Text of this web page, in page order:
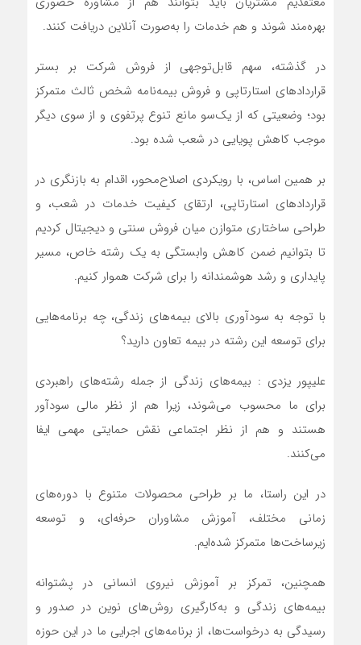
بهره‌مند شوند و هم خدمات را به‌صورت آنلاین دریافت کنند.
در گذشته، سهم قابل‌توجهی از فروش شرکت بر بستر
قراردادهای استارتاپی و فروش بیمه‌نامه شخص ثالث متمرکز
بود؛ وضعیتی که از یک‌سو مانع تنوع پرتفوی و از سوی دیگر
موجب کاهش پویایی در شعب شده بود.
بر همین اساس، با رویکردی اصلاح‌محور، اقدام به بازنگری در
قراردادهای استارتاپی، ارتقای کیفیت خدمات در شعب، و
طراحی ساختاری متوازن میان فروش سنتی و دیجیتال کردیم
تا بتوانیم ضمن کاهش وابستگی به یک رشته خاص، مسیر
پایداری و رشد هوشمندانه را برای شرکت هموار کنیم.
با توجه به سودآوری بالای بیمه‌های زندگی، چه برنامه‌هایی
برای توسعه این رشته در بیمه تعاون دارید؟
علیپور یزدی : بیمه‌های زندگی از جمله رشته‌های راهبردی
برای ما محسوب می‌شوند، زیرا هم از نظر مالی سودآور
هستند و هم از نظر اجتماعی نقش حمایتی مهمی ایفا
می‌کنند.
در این راستا، ما بر طراحی محصولات متنوع با دوره‌های
زمانی مختلف، آموزش مشاوران حرفه‌ای، و توسعه
زیرساخت‌ها متمرکز شده‌ایم.
همچنین، تمرکز بر آموزش نیروی انسانی در پشتوانه
بیمه‌های زندگی و به‌کارگیری روش‌های نوین در صدور و
رسیدگی به درخواست‌ها، از برنامه‌های اجرایی ما در این حوزه